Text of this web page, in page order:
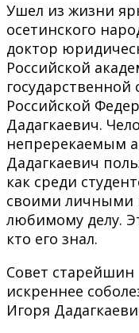
Ушел из жизни
осетинского
доктор
Российской
Российской
Дадагкаевич.
непререкаемым
Дадагкаевич
как среди
своими личными
любимому делу.
кто его знал.
Совет
искреннее
Игоря